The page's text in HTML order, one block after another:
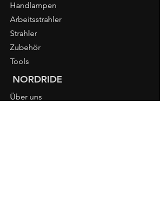
Handlampen
Arbeitsstrahler
Strahler
Zubehör
Tools
NORDRIDE
Über uns